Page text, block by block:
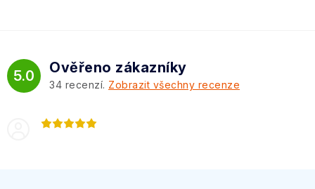
5.0 Ověřeno zákazníky
34 recenzí. Zobrazit všechny recenze